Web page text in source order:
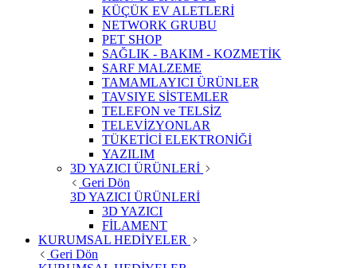
KÜÇÜK EV ALETLERİ
NETWORK GRUBU
PET SHOP
SAĞLIK - BAKIM - KOZMETİK
SARF MALZEME
TAMAMLAYICI ÜRÜNLER
TAVSIYE SİSTEMLER
TELEFON ve TELSİZ
TELEVİZYONLAR
TÜKETİCİ ELEKTRONİĞİ
YAZILIM
3D YAZICI ÜRÜNLERİ
Geri Dön
3D YAZICI ÜRÜNLERİ
3D YAZICI
FİLAMENT
KURUMSAL HEDİYELER
Geri Dön